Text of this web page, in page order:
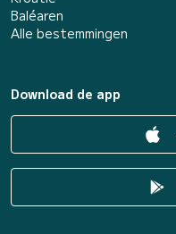
Baléaren
Alle bestemmingen
Download de app